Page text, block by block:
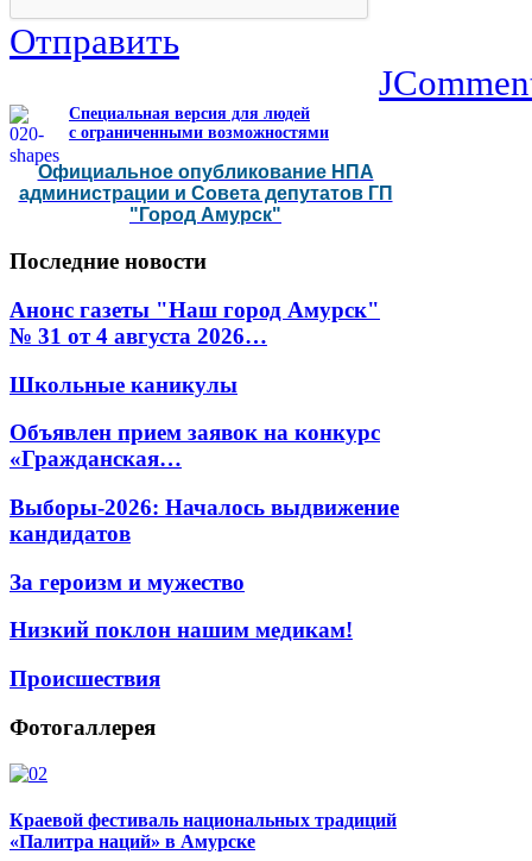
Отправить
Специальная версия для людей
с ограниченными возможностями
Официальное опубликование НПА
администрации и Совета депутатов ГП
"Город Амурск"
Последние новости
Анонс газеты "Наш город Амурск"
№ 31 от 4 августа 2026…
Школьные каникулы
Объявлен прием заявок на конкурс
«Гражданская…
Выборы-2026: Началось выдвижение
кандидатов
За героизм и мужество
Низкий поклон нашим медикам!
Происшествия
Фотогаллерея
Краевой фестиваль национальных традиций
«Палитра наций» в Амурске